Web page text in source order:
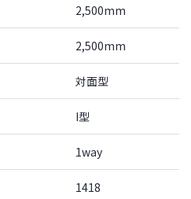
2,500mm
2,500mm
対面型
I型
1way
1418